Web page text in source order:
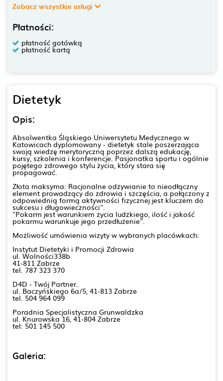
Zobacz wszystkie usługi
Płatności:
płatność gotówką
płatność kartą
Dietetyk
Opis:
Absolwentka Śląskiego Uniwersytetu Medycznego w
Katowicach dyplomowany - dietetyk stale poszerzająca
swoją wiedzę merytoryczną poprzez dalszą edukację,
kursy, szkolenia i konferencje. Pasjonatka sportu i ogólnie
pojętego zdrowego stylu życia, który stara się
propagować.
Złota maksyma: Racjonalne odżywianie to nieodłączny
element prowadzący do zdrowia i szczęścia, a połączony z
odpowiednią formą aktywności fizycznej jest kluczem do
sukcesu i długowieczności".
"Pokarm jest warunkiem życia ludzkiego, ilość i jakość
pokarmu warunkuje jego przedłużenie".
Możliwość umówienia wizyty w wybranych placówkach:
Instytut Dietetyki i Promocji Zdrowia
ul. Wolności338b
41-811 Zabrze
tel. 787 323 370
D4D - Twój Partner.
ul. Baczyńskiego 6a/5, 41-813 Zabrze
tel. 504 964 099
Poradnia Specjalistyczna Grunwaldzka
ul. Knurowska 16, 41-804 Zabrze
tel: 501 145 500
Galeria: